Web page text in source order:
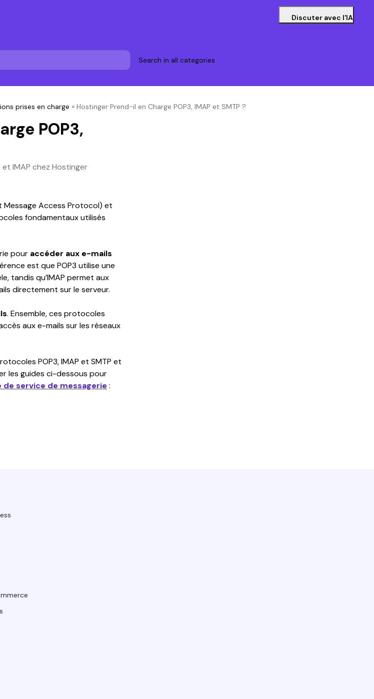
Discuter avec l'IA
Search in all categories
prises en charge » Hostinger Prend-il en Charge POP3, IMAP et SMTP ?
POP3,
IMAP chez Hostinger
Message Access Protocol) et
fondamentaux utilisés
pour accéder aux e-mails
est que POP3 utilise une
tandis qu’IMAP permet aux
directement sur le serveur.
. Ensemble, ces protocoles
aux e-mails sur les réseaux
POP3, IMAP et SMTP et
les guides ci-dessous pour
de service de messagerie :